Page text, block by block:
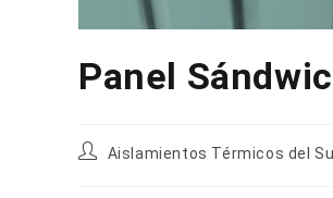
Panel
AutorAislamientos Térmicos del